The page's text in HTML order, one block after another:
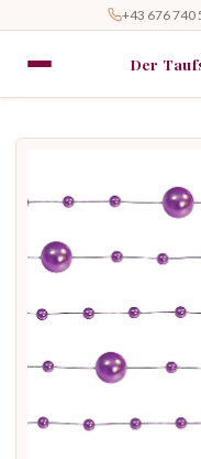
+43 676 740
Der